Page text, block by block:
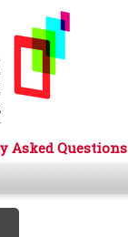
Asked Questions